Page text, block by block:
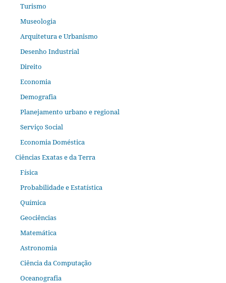
Turismo
Museologia
Arquitetura e Urbanismo
Desenho Industrial
Direito
Economia
Demografia
Planejamento urbano e regional
Serviço Social
Economia Doméstica
Ciências Exatas e da Terra
Física
Probabilidade e Estatística
Química
Geociências
Matemática
Astronomia
Ciência da Computação
Oceanografia